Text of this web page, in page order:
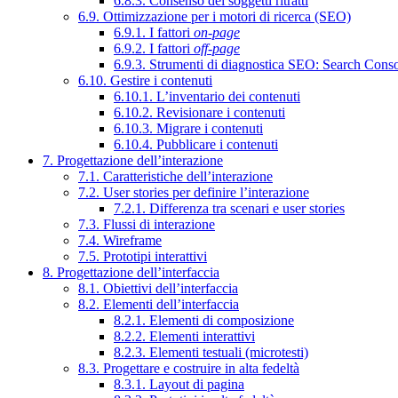
6.9. Ottimizzazione per i motori di ricerca (SEO)
6.9.1. I fattori on-page
6.9.2. I fattori off-page
6.9.3. Strumenti di diagnostica SEO: Search
6.10. Gestire i contenuti
6.10.1. L’inventario dei contenuti
6.10.2. Revisionare i contenuti
6.10.3. Migrare i contenuti
6.10.4. Pubblicare i contenuti
7. Progettazione dell’interazione
7.1. Caratteristiche dell’interazione
7.2. User stories per definire l’interazione
7.2.1. Differenza tra scenari e user stories
7.3. Flussi di interazione
7.4. Wireframe
7.5. Prototipi interattivi
8. Progettazione dell’interfaccia
8.1. Obiettivi dell’interfaccia
8.2. Elementi dell’interfaccia
8.2.1. Elementi di composizione
8.2.2. Elementi interattivi
8.2.3. Elementi testuali (microtesti)
8.3. Progettare e costruire in alta fedeltà
8.3.1. Layout di pagina